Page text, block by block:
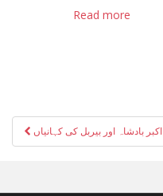
Read more
Post
navigation
اکبر بادشاہ اور بیربل کی کہانیاں